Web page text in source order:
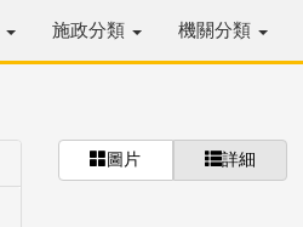
施政分類 機關分類
圖片 詳細